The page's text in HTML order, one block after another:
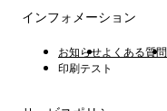
インフォメーション
お知らせよくある質問
印刷テスト